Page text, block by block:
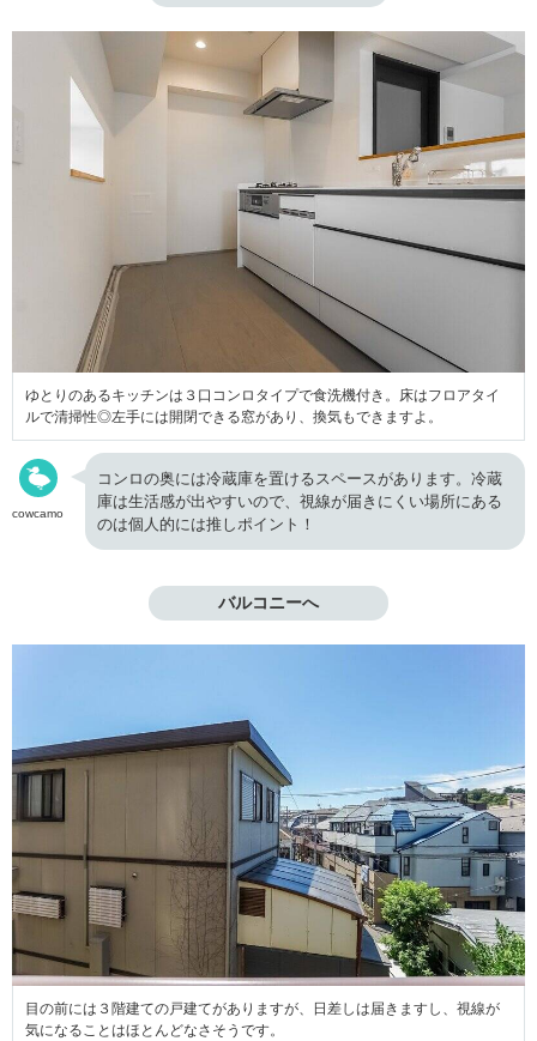
ゆとりのあるキッチンは３口コンロタイプで食洗機付き。床はフロアタイ
ルで清掃性◎左手には開閉できる窓があり、換気もできますよ。
cowcamo
コンロの奥には冷蔵庫を置けるスペースがあります。冷蔵
庫は生活感が出やすいので、視線が届きにくい場所にある
のは個人的には推しポイント！
バルコニーへ
目の前には３階建ての戸建てがありますが、日差しは届きますし、視線が
気になることはほとんどなさそうです。